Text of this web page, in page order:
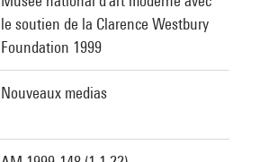
le soutien de la Clarence Westbury
Foundation 1999
Nouveaux medias